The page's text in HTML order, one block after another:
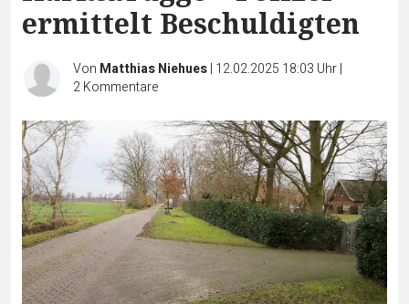
ermittelt Beschuldigten
Von Matthias Niehues| 12.02.2025 18:03 Uhr|
2Kommentare